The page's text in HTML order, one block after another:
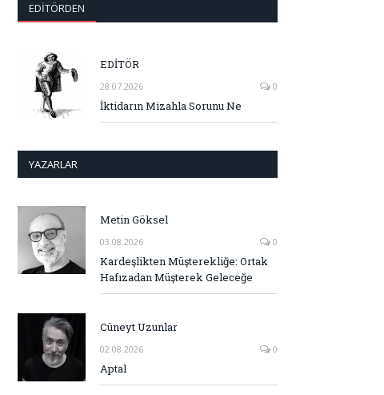
EDITÖRDEN
EDİTÖR
28.07.2026 0
İktidarın Mizahla Sorunu Ne
YAZARLAR
Metin Göksel
03.08.2026 0
Kardeşlikten Müşterekliğe: Ortak
Hafızadan Müşterek Geleceğe
Cüneyt Uzunlar
02.08.2026 0
Aptal